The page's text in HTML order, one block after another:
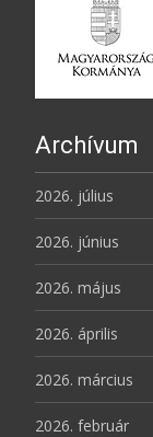
Archívum
2026. július
2026. június
2026. május
2026. április
2026. március
2026. február